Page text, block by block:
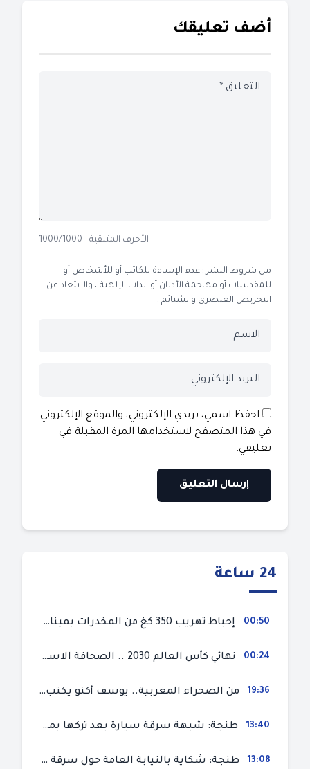
أضف تعليقك
الأحرف المتبقية - 1000/1000
من شروط النشر : عدم الإساءة للكاتب أو للأشخاص أو
للمقدسات أو مهاجمة الأديان أو الذات الإلهية ، والابتعاد عن
التحريض العنصري والشتائم .
احفظ اسمي، بريدي الإلكتروني، والموقع الإلكتروني
في هذا المتصفح لاستخدامها المرة المقبلة في
تعليقي.
24 ساعة
00:50 إحباط تهريب 350 كغ من المخدرات بميناء طنجة المتوسط
00:24 نهائي كأس العالم 2030 .. الصحافة الاسبانية قلقة من حسم الملف لصالح المغرب و”تتهم رئيس الفيفا”
19:36 من الصحراء المغربية.. يوسف أكنو يكتب عن أزمة سبتة المحتلة ويؤكد ان الهجرة السرية ليست حلا وبناء الوطن هو الخيار الأفضل
13:40 طنجة: شبهة سرقة سيارة بعد تركها بمحل ميكانيك للإصلاح
13:08 طنجة: شكاية بالنيابة العامة حول سرقة سيارة تركها صاحبها بمحل ميكانيك للإصلاح